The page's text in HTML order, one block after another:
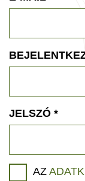
JELSZÓ *
AZ